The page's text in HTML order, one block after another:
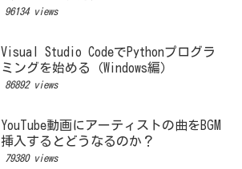
96134 views
Visual Studio CodeでPythonプログラ
ミングを始める（Windows編）
86892 views
YouTube動画にアーティストの曲をBGM
挿入するとどうなるのか？
79380 views